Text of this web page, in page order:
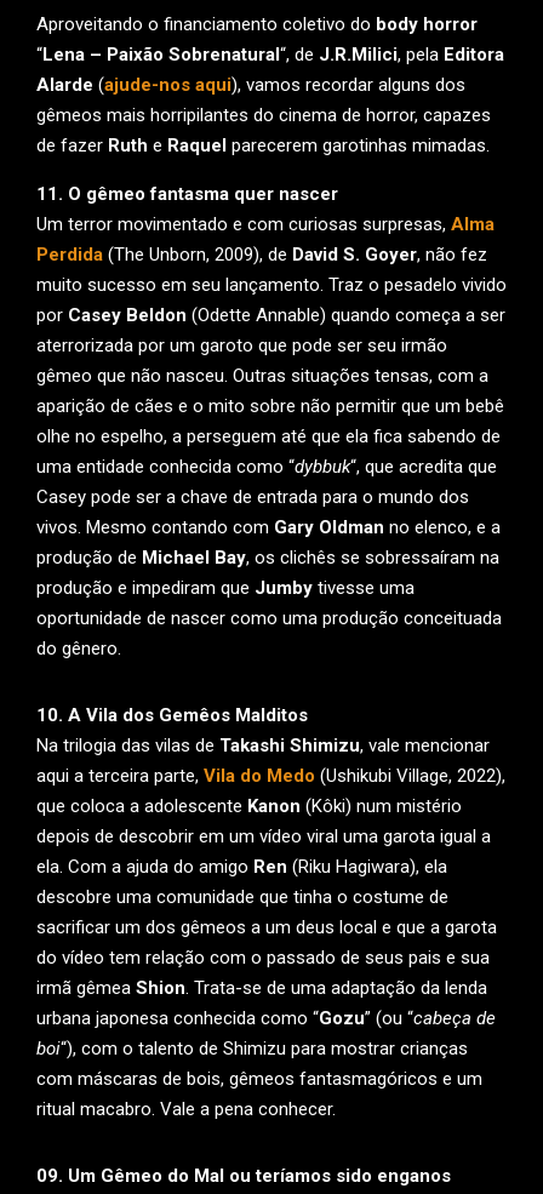
Aproveitando o financiamento coletivo do body horror
“Lena – Paixão Sobrenatural“, de J.R.Milici, pela Editora
Alarde (ajude-nos aqui), vamos recordar alguns dos
gêmeos mais horripilantes do cinema de horror, capazes
de fazer Ruth e Raquel parecerem garotinhas mimadas.
11. O gêmeo fantasma quer nascer
Um terror movimentado e com curiosas surpresas, Alma
Perdida (The Unborn, 2009), de David S. Goyer, não fez
muito sucesso em seu lançamento. Traz o pesadelo vivido
por Casey Beldon (Odette Annable) quando começa a ser
aterrorizada por um garoto que pode ser seu irmão
gêmeo que não nasceu. Outras situações tensas, com a
aparição de cães e o mito sobre não permitir que um bebê
olhe no espelho, a perseguem até que ela fica sabendo de
uma entidade conhecida como “dybbuk“, que acredita que
Casey pode ser a chave de entrada para o mundo dos
vivos. Mesmo contando com Gary Oldman no elenco, e a
produção de Michael Bay, os clichês se sobressaíram na
produção e impediram que Jumby tivesse uma
oportunidade de nascer como uma produção conceituada
do gênero.
10. A Vila dos Gemêos Malditos
Na trilogia das vilas de Takashi Shimizu, vale mencionar
aqui a terceira parte, Vila do Medo (Ushikubi Village, 2022),
que coloca a adolescente Kanon (Kôki) num mistério
depois de descobrir em um vídeo viral uma garota igual a
ela. Com a ajuda do amigo Ren (Riku Hagiwara), ela
descobre uma comunidade que tinha o costume de
sacrificar um dos gêmeos a um deus local e que a garota
do vídeo tem relação com o passado de seus pais e sua
irmã gêmea Shion. Trata-se de uma adaptação da lenda
urbana japonesa conhecida como “Gozu” (ou “cabeça de
boi“), com o talento de Shimizu para mostrar crianças
com máscaras de bois, gêmeos fantasmagóricos e um
ritual macabro. Vale a pena conhecer.
09. Um Gêmeo do Mal ou teríamos sido enganos